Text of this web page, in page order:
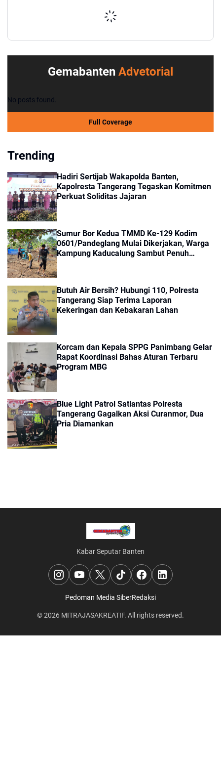
Gemabanten Advetorial
No posts found.
Full Coverage
Trending
Hadiri Sertijab Wakapolda Banten,
Kapolresta Tangerang Tegaskan Komitmen
Perkuat Soliditas Jajaran
Sumur Bor Kedua TMMD Ke-129 Kodim
0601/Pandeglang Mulai Dikerjakan, Warga
Kampung Kaducalung Sambut Penuh
Butuh Air Bersih? Hubungi 110, Polresta
Tangerang Siap Terima Laporan
Kekeringan dan Kebakaran Lahan
Korcam dan Kepala SPPG Panimbang Gelar
Rapat Koordinasi Bahas Aturan Terbaru
Program MBG
Blue Light Patrol Satlantas Polresta
Tangerang Gagalkan Aksi Curanmor, Dua
Pria Diamankan
Kabar Seputar Banten
Pedoman Media SiberRedaksi
© 2026 MITRAJASAKREATIF. All rights reserved.